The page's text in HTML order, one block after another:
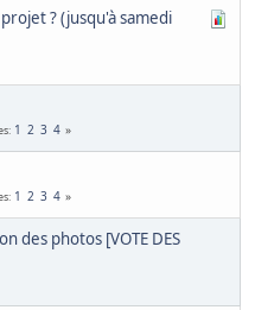
? (jusqu'à samedi
1 2 3 4
1 2 3 4
des photos [VOTE DES